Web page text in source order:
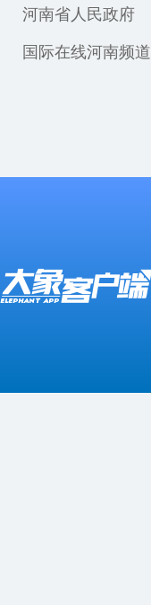
河南省人民政府
国际在线河南频道